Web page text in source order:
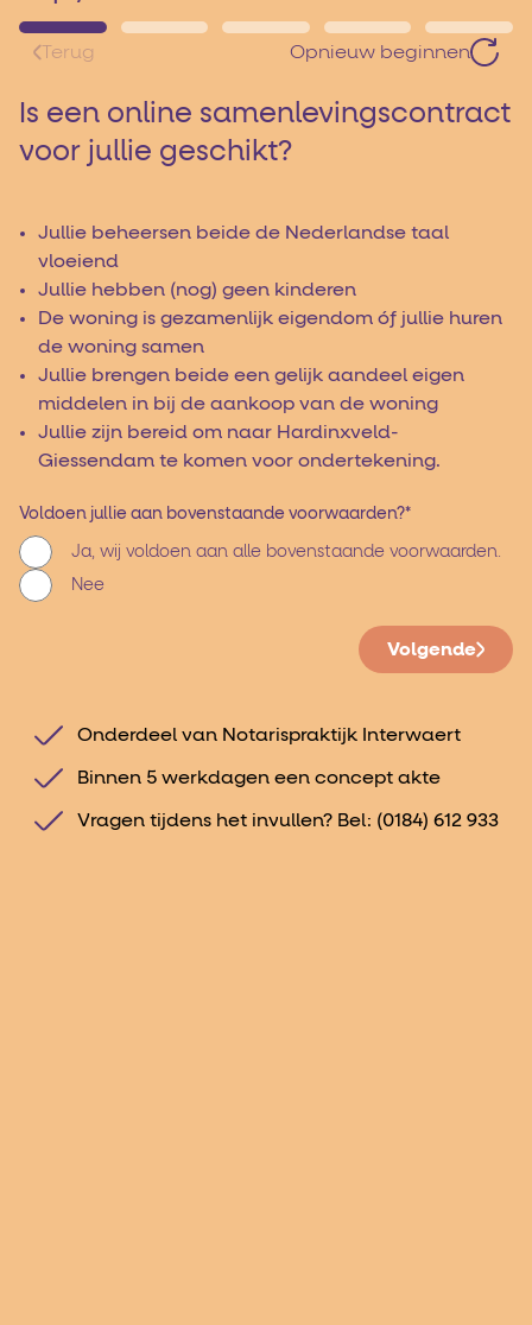
Terug Opnieuw beginnen
Is een online samenlevingscontract
voor jullie geschikt?
Jullie beheersen beide de Nederlandse taal
vloeiend
Jullie hebben (nog) geen kinderen
De woning is gezamenlijk eigendom óf jullie huren
de woning samen
Jullie brengen beide een gelijk aandeel eigen
middelen in bij de aankoop van de woning
Jullie zijn bereid om naar Hardinxveld-
Giessendam te komen voor ondertekening.
Voldoen jullie aan bovenstaande voorwaarden?*
Ja, wij voldoen aan alle bovenstaande voorwaarden.
Nee
Volgende
Onderdeel van Notarispraktijk Interwaert
Binnen 5 werkdagen een concept akte
Vragen tijdens het invullen? Bel: (0184) 612 933